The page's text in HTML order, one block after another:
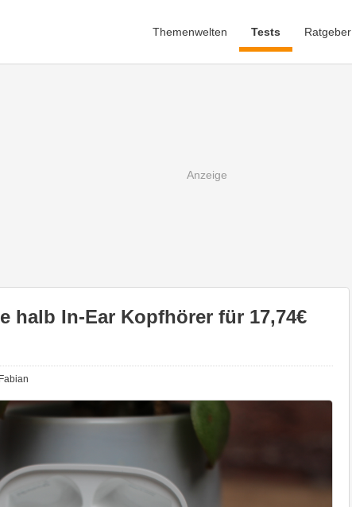
Themenwelten Tests Ratgeber
halb In-Ear Kopfhörer für 17,74€